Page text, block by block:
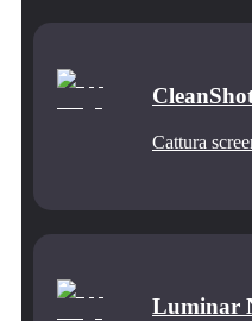
Cattura
Luminar